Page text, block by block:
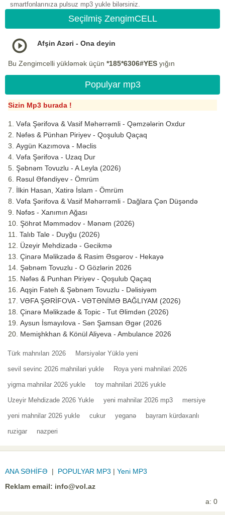
smartfonlarınıza pulsuz mp3 yukle bilərsiniz.
Seçilmiş ZengimCELL
Afşin Azəri - Ona deyin
Bu Zengimcelli yükləmək üçün *185*6306#YES yığın
Populyar mp3
Sizin Mp3 burada !
Vəfa Şərifova & Vasif Məhərrəmli - Qəmzələrin Oxdur
Nəfəs & Pünhan Piriyev - Qoşulub Qaçaq
Aygün Kazımova - Məclis
Vəfa Şərifova - Uzaq Dur
Şəbnəm Tovuzlu - A Leyla (2026)
Rəsul Əfəndiyev - Ömrüm
İlkin Hasan, Xatirə İslam - Ömrüm
Vəfa Şərifova & Vasif Məhərrəmli - Dağlara Çən Düşəndə
Nəfəs - Xanımın Ağası
Şöhrət Məmmədov - Mənəm (2026)
Talıb Tale - Duyğu (2026)
Üzeyir Mehdizadə - Gecikmə
Çinarə Məlikzadə & Rasim Əsgərov - Hekayə
Şəbnəm Tovuzlu - O Gözlərin 2026
Nəfəs & Punhan Piriyev - Qoşulub Qaçaq
Aqşin Fateh & Şəbnəm Tovuzlu - Dəlisiyəm
VƏFA ŞƏRİFOVA - VƏTƏNİMƏ BAĞLIYAM (2026)
Çinarə Məlikzade & Topic - Tut Əlimdən (2026)
Aysun İsmayılova - Sən Şamsan Əgər (2026
Memişhkhan & Könül Aliyeva - Ambulance 2026
Türk mahnıları 2026 Mərsiyələr Yüklə yeni
sevil sevinc 2026 mahnilari yukle Roya yeni mahnilari 2026
yigma mahnilar 2026 yukle toy mahnilari 2026 yukle
Uzeyir Mehdizade 2026 Yukle yeni mahnilar 2026 mp3 mersiye
yeni mahnilar 2026 yukle cukur yeganə bayram kürdəxanlı
ruzigar nazperi
ANA SƏHİFƏ | POPULYAR MP3 | Yeni MP3
Reklam email: info@vol.az
a: 0